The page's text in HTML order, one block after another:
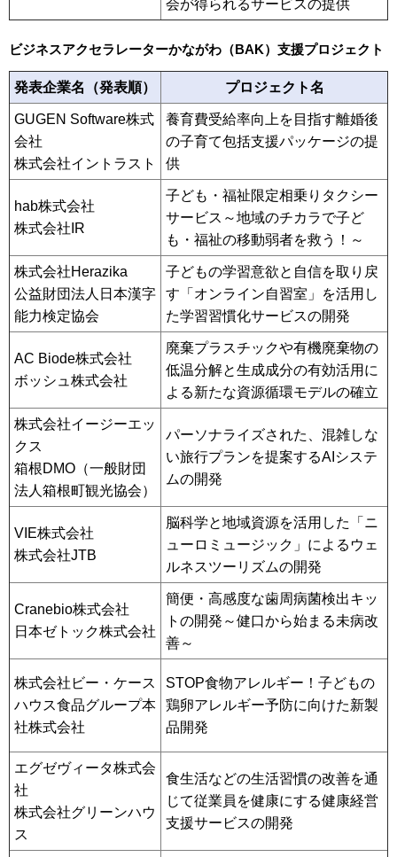
会が得られるサービスの提供
ビジネスアクセラレーターかながわ（BAK）支援プロジェクト
発表企業名（発表順） プロジェクト名
GUGEN Software株式
会社
株式会社イントラスト
養育費受給率向上を目指す離婚後
の子育て包括支援パッケージの提
供
hab株式会社
株式会社IR
子ども・福祉限定相乗りタクシー
サービス～地域のチカラで子ど
も・福祉の移動弱者を救う！～
株式会社Herazika
公益財団法人日本漢字
能力検定協会
子どもの学習意欲と自信を取り戻
す「オンライン自習室」を活用し
た学習習慣化サービスの開発
AC Biode株式会社
ボッシュ株式会社
廃棄プラスチックや有機廃棄物の
低温分解と生成成分の有効活用に
よる新たな資源循環モデルの確立
株式会社イージーエッ
クス
箱根DMO（一般財団
法人箱根町観光協会）
パーソナライズされた、混雑しな
い旅行プランを提案するAIシステ
ムの開発
VIE株式会社
株式会社JTB
脳科学と地域資源を活用した「ニ
ューロミュージック」によるウェ
ルネスツーリズムの開発
Cranebio株式会社
日本ゼトック株式会社
簡便・高感度な歯周病菌検出キッ
トの開発～健口から始まる未病改
善～
株式会社ビー・ケース
ハウス食品グループ本
社株式会社
STOP食物アレルギー！子どもの
鶏卵アレルギー予防に向けた新製
品開発
エグゼヴィータ株式会
社
株式会社グリーンハウ
ス
食生活などの生活習慣の改善を通
じて従業員を健康にする健康経営
支援サービスの開発